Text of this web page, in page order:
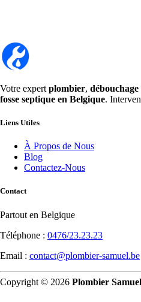
Votre expert plombier,
fosse septique en Belgique.
Liens Utiles
À Propos de Nous
Blog
Contactez-Nous
Contact
Partout en Belgique
Téléphone : 0476/23.23.23
Email : contact@plombier-samuel.be
Copyright © 2026 Plombier Samuel